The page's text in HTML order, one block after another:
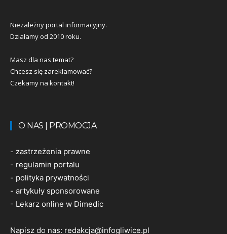
Niezależny portal informacyjny.
Działamy od 2010 roku.
Masz dla nas temat?
Chcesz się zareklamować?
Czekamy na kontakt!
O NAS | PROMOCJA
- zastrzeżenia prawne
- regulamin portalu
- polityka prywatności
- artykuły sponsorowane
- Lekarz online w Dimedic
Napisz do nas: redakcja@infogliwice.pl